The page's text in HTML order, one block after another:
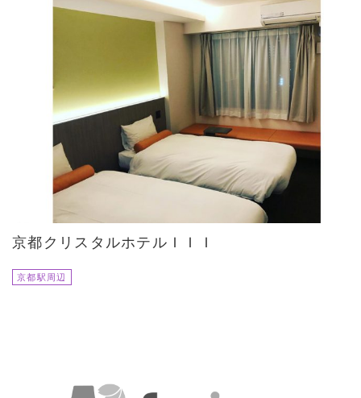
京都クリスタルホテルＩＩＩ
京都駅周辺